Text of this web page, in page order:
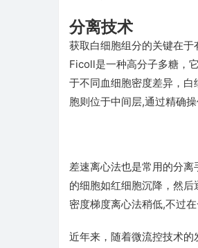
分离技术
获取白细胞组分的关键在
Ficoll是一种高分子多糖，
于不同血细胞密度差异，
胞则位于中间层,通过精确
差速离心法也是常用的分
的细胞如红细胞沉降，然
密度梯度离心法稍低,不过
近年来，随着微流控技术